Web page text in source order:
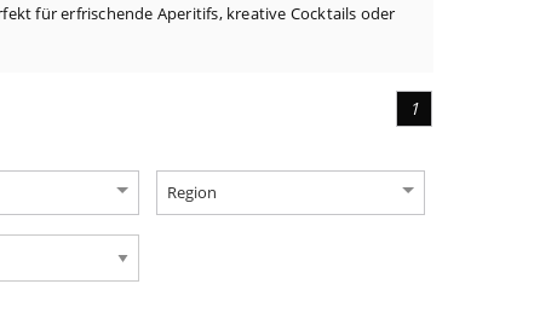
für erfrischende Aperitifs, kreative Cocktails oder
1
Region